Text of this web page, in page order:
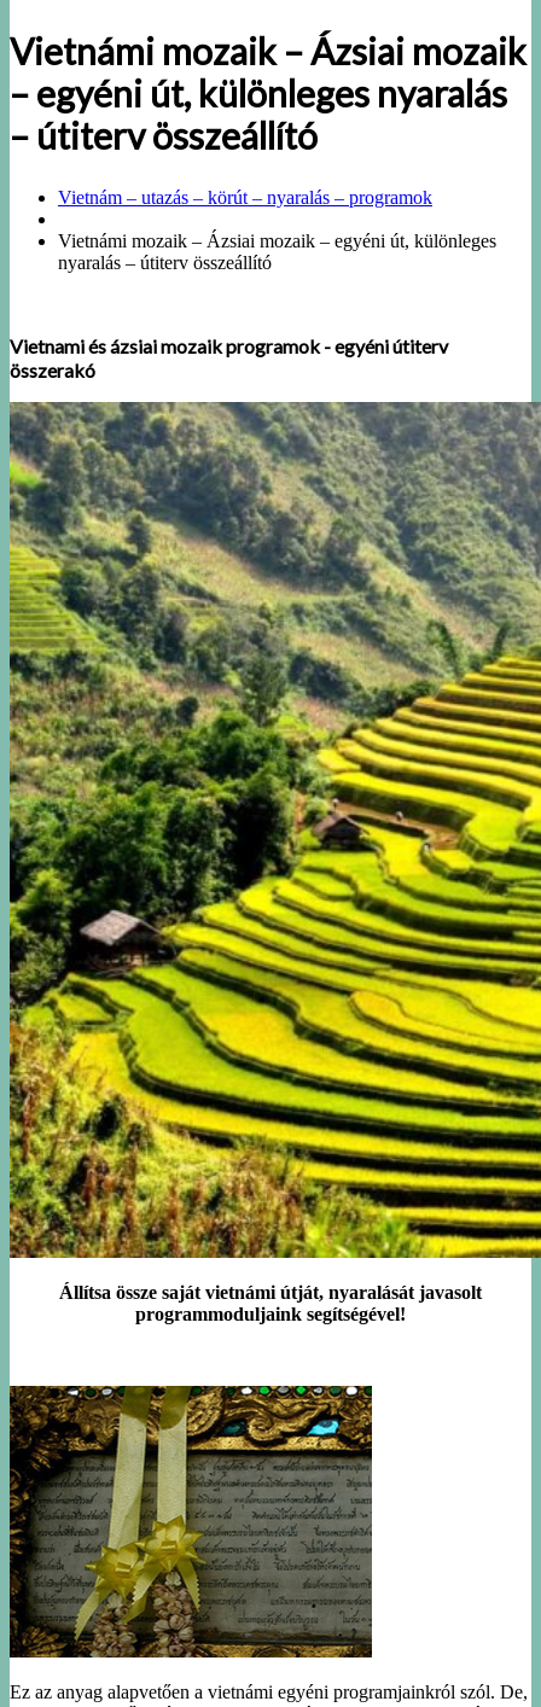
Vietnámi mozaik – Ázsiai mozaik
– egyéni út, különleges nyaralás
– útiterv összeállító
Vietnám – utazás – körút – nyaralás – programok
Vietnámi mozaik – Ázsiai mozaik – egyéni út, különleges
nyaralás – útiterv összeállító
Vietnami és ázsiai mozaik programok - egyéni útiterv
összerakó
Állítsa össze saját vietnámi útját, nyaralását javasolt
programmoduljaink segítségével!
Ez az anyag alapvetően a vietnámi egyéni programjainkról szól. De,